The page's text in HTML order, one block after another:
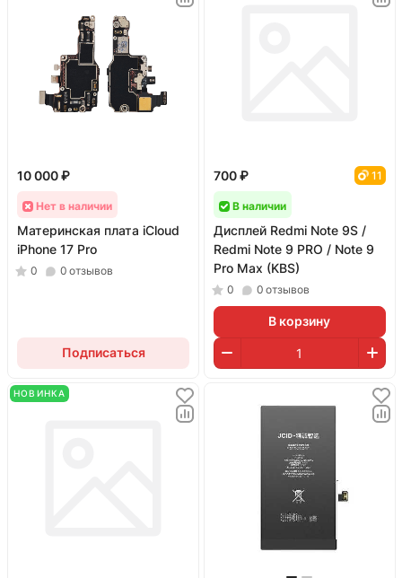
10 000 ₽
Нет в наличии
Материнская плата iCloud
iPhone 17 Pro
0 0 отзывов
Подписаться
700 ₽ 11
В наличии
Дисплей Redmi Note 9S /
Redmi Note 9 PRO / Note 9
Pro Max (KBS)
0 0 отзывов
В корзину
НОВИНКА